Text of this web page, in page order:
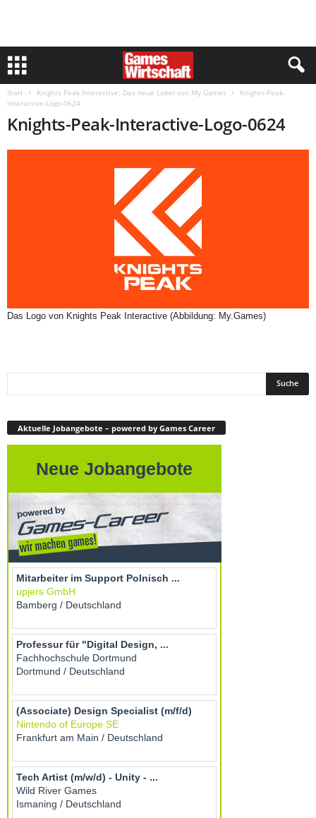
Start Knights Peak Interactive: Das neue Label von My.Games
Knights-Peak-
Interactive-Logo-0624
Knights-Peak-Interactive-Logo-0624
Das Logo von Knights Peak Interactive (Abbildung: My.Games)
Aktuelle Jobangebote – powered by Games Career